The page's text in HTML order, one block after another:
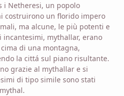
i Netheresi, un popolo
costruirono un florido impero
ma alcune, le più potenti e
mythallar, erano
di una montagna,
la cittá sul piano risultante.
grazie al mythallar e si
di tipo simile sono stati